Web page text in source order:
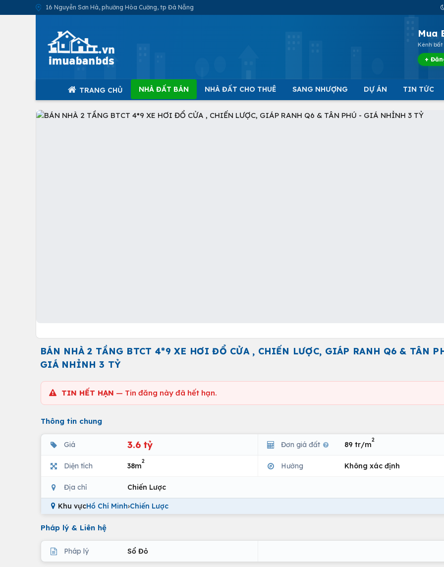
16 Nguyễn Sơn Hà, phường Hòa Cường, tp Đà Nẵng
Mua
Kênh
+
TRANG CHỦ NHÀ ĐẤT BÁN NHÀ ĐẤT CHO THUÊ SANG NHƯỢNG DỰ ÁN TIN TỨC
BÁN NHÀ 2 TẦNG BTCT 4*9 XE HƠI ĐỔ CỬA , CHIẾN LƯỢC, GIÁP RANH Q6 & TÂN
GIÁ NHỈNH 3 TỶ
TIN HẾT HẠN — Tin đăng này đã hết hạn.
Thông tin chung
Giá 3.6 tỷ Đơn giá đất 89 tr/m
2
Diện tích 38m
2
Hướng Không xác định
Địa chỉ Chiến Lược
Khu vựcHồ Chí Minh›Chiến Lược
Pháp lý & Liên hệ
Pháp lý Sổ Đỏ